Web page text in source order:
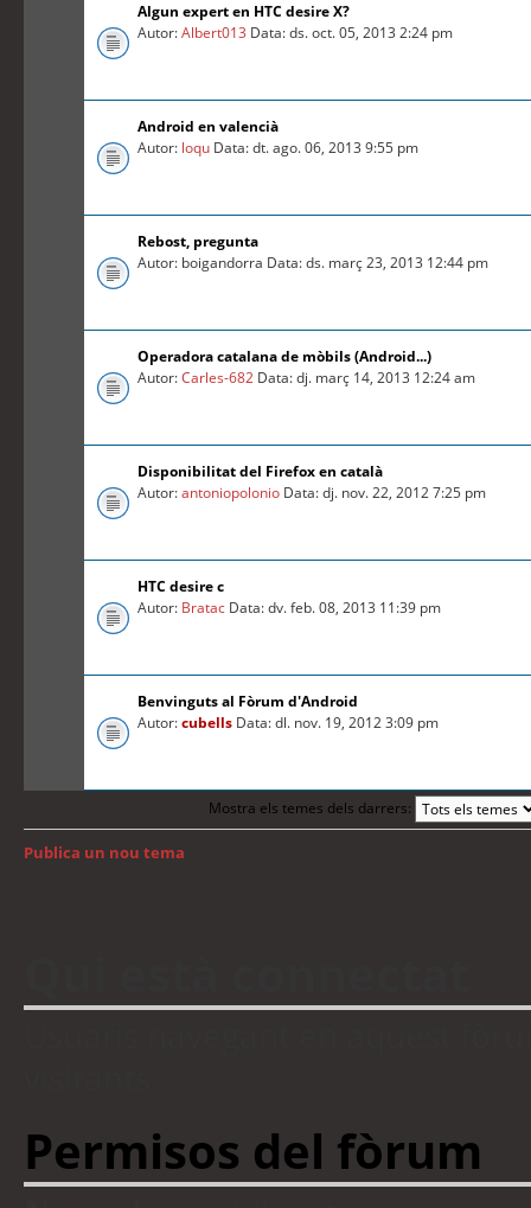
Algun expert en HTC desire X?
Autor:Albert013 Data: ds. oct. 05, 2013 2:24 pm
Android en valencià
Autor: loqu Data: dt. ago. 06, 2013 9:55 pm
Rebost, pregunta
Autor: boigandorra Data: ds. març 23, 2013 12:44 pm
Operadora catalana de mòbils (Android...)
Autor:Carles-682 Data: dj. març 14, 2013 12:24 am
Disponibilitat del Firefox en català
Autor:antoniopolonio Data: dj. nov. 22, 2012 7:25 pm
HTC desire c
Autor: Bratac Data: dv. feb. 08, 2013 11:39 pm
Benvinguts al Fòrum d'Android
Autor:cubells Data: dl. nov. 19, 2012 3:09 pm
Mostra els temes dels darrers:
Publica un nou tema
Permisos del fòrum